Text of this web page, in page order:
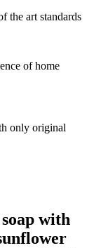
the art standards
of home
only original
with